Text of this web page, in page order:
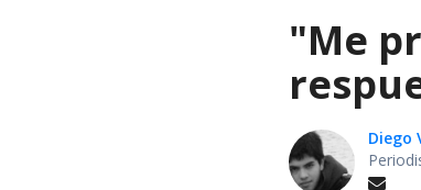
"Me
Diego